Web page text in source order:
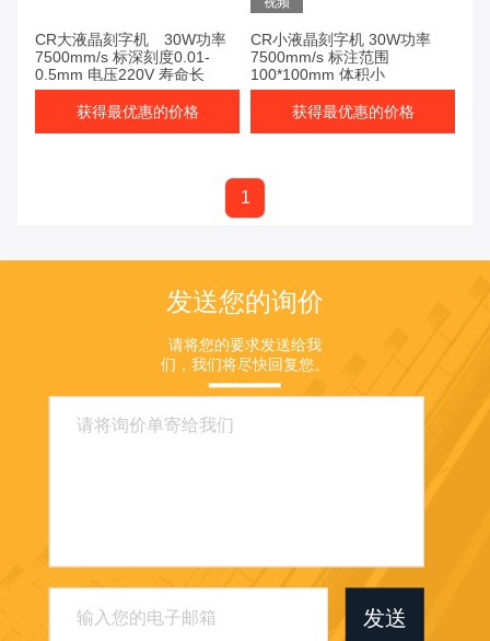
CR大液晶刻字机 30W功率
7500mm/s 标深刻度0.01-
0.5mm 电压220V 寿命长
获得最优惠的价格
CR小液晶刻字机 30W功率
7500mm/s 标注范围
100*100mm 体积小
获得最优惠的价格
1
发送您的询价
请将您的要求发送给我
们，我们将尽快回复您。
发送